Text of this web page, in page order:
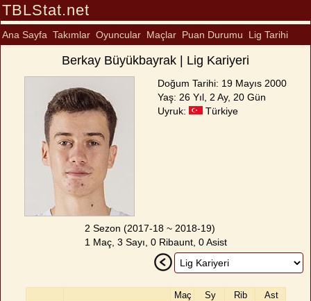
TBLStat.net
Ana Sayfa Takımlar Oyuncular Maçlar Puan Durumu Lig Tarihi
Berkay Büyükbayrak | Lig Kariyeri
Doğum Tarihi: 19 Mayıs 2000
Yaş: 26 Yıl, 2 Ay, 20 Gün
Uyruk:
Türkiye
2 Sezon (2017-18 ~ 2018-19)
1 Maç, 3 Sayı, 0 Ribaunt, 0 Asist
Maç Sy Rib Ast